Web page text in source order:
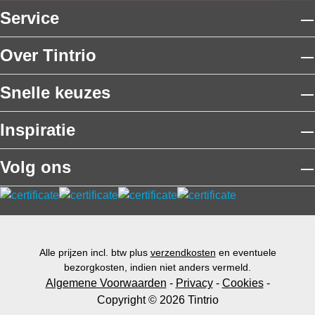
Service
Over Tintrio
Snelle keuzes
Inspiratie
Volg ons
Alle prijzen incl. btw plus verzendkosten en eventuele
bezorgkosten, indien niet anders vermeld.
Algemene Voorwaarden - Privacy- Cookies-
Copyright © 2026 Tintrio